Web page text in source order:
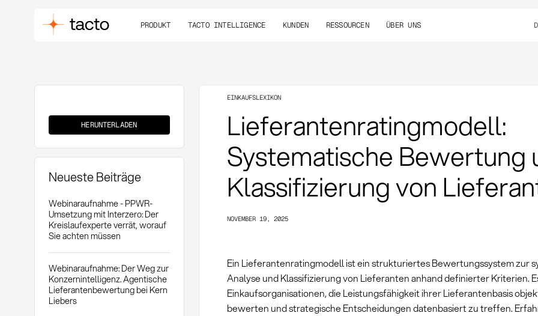
PRODUKT TACTO INTELLIGENCE KUNDEN RESSOURCEN ÜBER UNS
HERUNTERLADEN
Neueste Beiträge
Webinaraufnahme - PPWR-
Umsetzung mit Interzero: Der
Kreislaufexperte verrät, worauf
Sie achten müssen
Webinaraufnahme: Der Weg zur
Konzernintelligenz. Agentische
Lieferantenbewertung bei Kern
Liebers
EINKAUFSLEXIKON
Lieferantenratingmodell:
Systematische Bewertung
Klassifizierung von
NOVEMBER 19, 2025
Ein Lieferantenratingmodell ist ein strukturiertes Bewertungssystem zur
Analyse und Klassifizierung von Lieferanten anhand definierter Kriterien.
Einkaufsorganisationen, die Leistungsfähigkeit ihrer Lieferantenbasis
bewerten und strategische Entscheidungen datenbasiert zu treffen.